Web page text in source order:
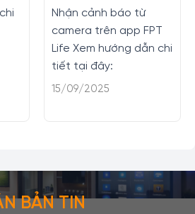
app FPT Life
Nhận cảnh báo từ
camera trên app FPT
Life Xem hướng dẫn chi
tiết tại đây:
15/09/2025
BẢN TIN